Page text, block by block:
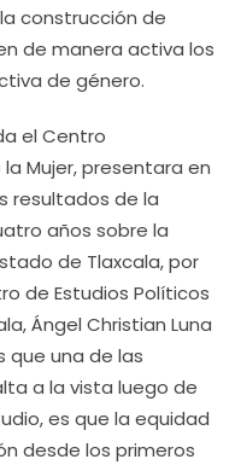
construcción de
de manera activa los
de género.
el Centro
Mujer, presentara en
resultados de la
años sobre la
de Tlaxcala, por
de Estudios Políticos
Ángel Christian Luna
que una de las
a la vista luego de
es que la equidad
desde los primeros